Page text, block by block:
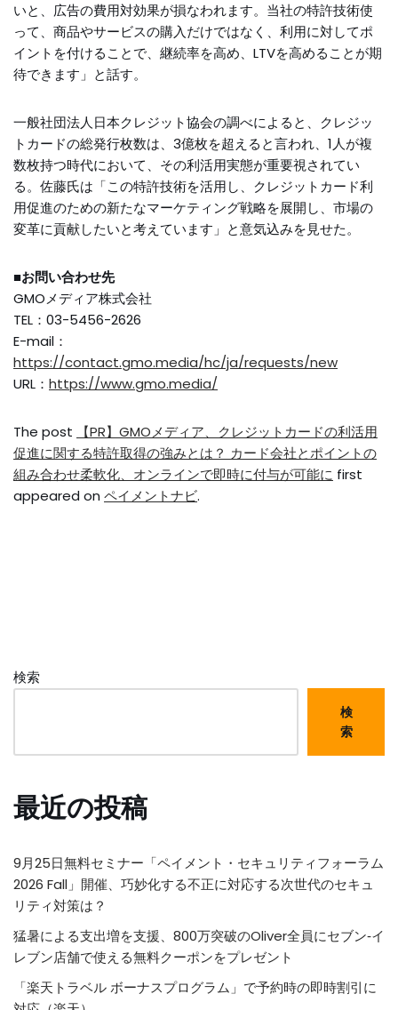
いと、広告の費用対効果が損なわれます。当社の特許技術使
って、商品やサービスの購入だけではなく、利用に対してポ
イントを付けることで、継続率を高め、LTVを高めることが期
待できます」と話す。
一般社団法人日本クレジット協会の調べによると、クレジッ
トカードの総発行枚数は、3億枚を超えると言われ、1人が複
数枚持つ時代において、その利活用実態が重要視されてい
る。佐藤氏は「この特許技術を活用し、クレジットカード利
用促進のための新たなマーケティング戦略を展開し、市場の
変革に貢献したいと考えています」と意気込みを見せた。
■お問い合わせ先
GMOメディア株式会社
TEL：03-5456-2626
E-mail：
https://contact.gmo.media/hc/ja/requests/new
URL： https://www.gmo.media/
The post
【PR】GMOメディア、クレジットカードの利活用
促進に関する特許取得の強みとは？ カード会社とポイントの
組み合わせ柔軟化、オンラインで即時に付与が可能に first
appeared on ペイメントナビ.
検索
検
索
最近の投稿
9月25日無料セミナー「ペイメント・セキュリティフォーラム
2026 Fall」開催、巧妙化する不正に対応する次世代のセキュ
リティ対策は？
猛暑による支出増を支援、800万突破のOliver全員にセブン‐イ
レブン店舗で使える無料クーポンをプレゼント
「楽天トラベル ボーナスプログラム」で予約時の即時割引に